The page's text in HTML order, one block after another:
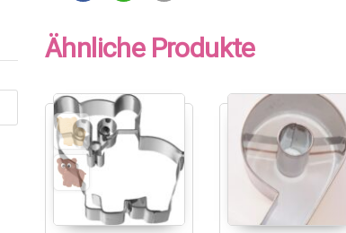
Ähnliche Produkte